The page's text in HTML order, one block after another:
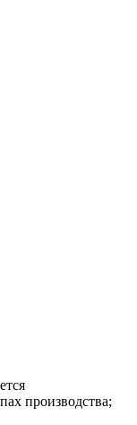
производства;